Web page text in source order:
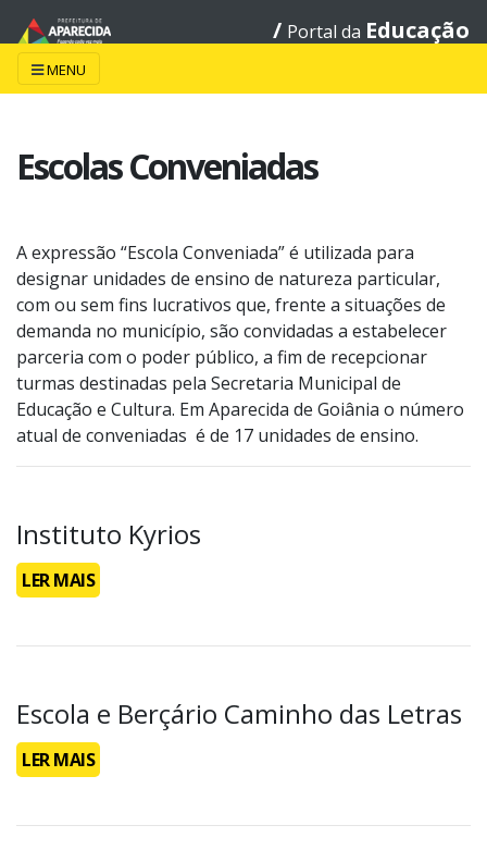
/ Portal da Educação
MENU
Escolas Conveniadas
A expressão “Escola Conveniada” é utilizada para
designar unidades de ensino de natureza particular,
com ou sem fins lucrativos que, frente a situações de
demanda no município, são convidadas a estabelecer
parceria com o poder público, a fim de recepcionar
turmas destinadas pela Secretaria Municipal de
Educação e Cultura. Em Aparecida de Goiânia o número
atual de conveniadas é de 17 unidades de ensino.
Instituto Kyrios
LER MAIS
Escola e Berçário Caminho das Letras
LER MAIS